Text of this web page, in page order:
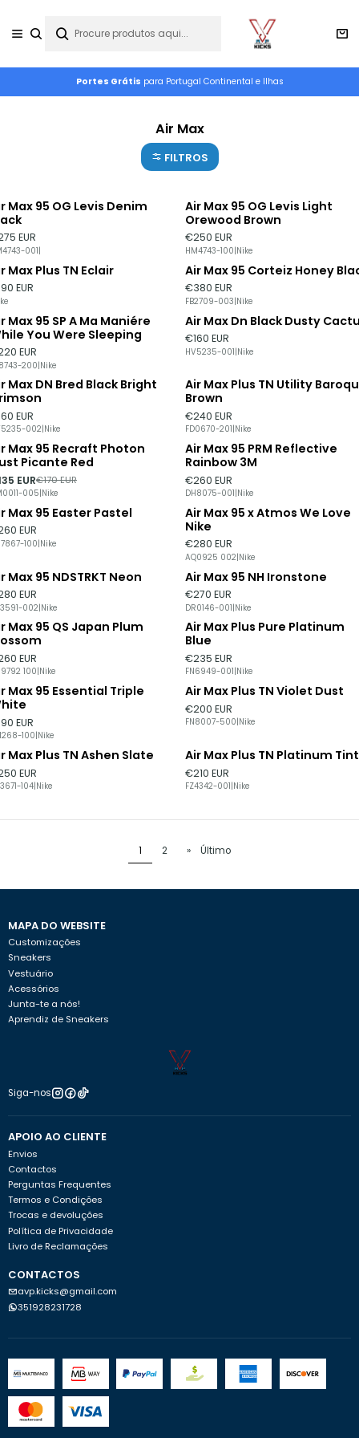
Portes Grátis para Portugal Continental e Ilhas
Air Max
FILTROS
Max 95 OG Levis Denim
EUR
001|
Air Max 95 OG Levis Light
Orewood Brown
€250 EUR
HM4743-100|Nike
Max Plus TN Eclair
EUR
Esgotado
Air Max 95 Corteiz Honey
€380 EUR
FB2709-003|Nike
Max 95 SP A Ma Maniére
You Were Sleeping
EUR
200|Nike
Air Max Dn Black Dusty
€160 EUR
HV5235-001|Nike
Max DN Bred Black Bright
EUR
002 Nike
Air Max Plus TN Utility
Brown
€240 EUR
FD0670-201 Nike
DESCONTO
Max 95 Recraft Photon
Picante Red
EUR€170 EUR
005 Nike
Air Max 95 PRM Reflective
Rainbow 3M
€260 EUR
DH8075-001 Nike
Max 95 Easter Pastel
EUR
100|Nike
Air Max 95 x Atmos We Love
Nike
€280 EUR
AQ0925 002|Nike
Max 95 NDSTRKT Neon
EUR
002|Nike
Air Max 95 NH Ironstone
€270 EUR
DR0146-001|Nike
Max 95 QS Japan Plum
EUR
100 Nike
Air Max Plus Pure Platinum
Blue
€235 EUR
FN6949-001 Nike
Max 95 Essential Triple
EUR
100 Nike
Air Max Plus TN Violet Dust
€200 EUR
FN8007-500 Nike
Max Plus TN Ashen Slate
EUR
104|Nike
Esgotado
Air Max Plus TN Platinum Tint
€210 EUR
FZ4342-001|Nike
1 2 » Último
MAPA DO WEBSITE
Customizações
Sneakers
Vestuário
Acessórios
Junta-te a nós!
Aprendiz de Sneakers
Siga-nos
APOIO AO CLIENTE
Envios
Contactos
Perguntas Frequentes
Termos e Condições
Trocas e devoluções
Política de Privacidade
Livro de Reclamações
CONTACTOS
avp.kicks@gmail.com
351928231728